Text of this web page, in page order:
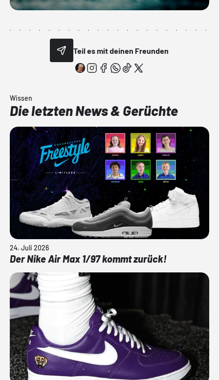
Teil es mit deinen Freunden
Wissen
Die letzten News & Gerüchte
24. Juli 2026
Der Nike Air Max 1/97 kommt zurück!